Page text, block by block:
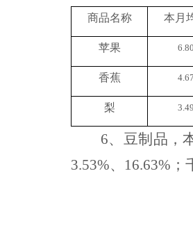
商品名称 本月
苹果 6.80
香蕉 4.67
梨 3.49
6、 豆制品，
3.53%、16.63%；